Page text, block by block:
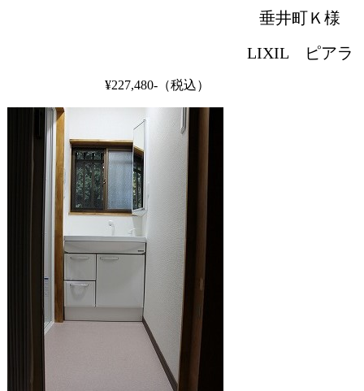
垂井町Ｋ様
LIXIL ピアラ
¥227,480-（税込）